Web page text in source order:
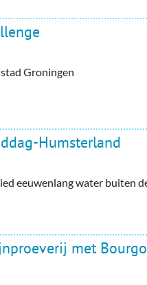
Groningen
Humsterland
eeuwenlang water buiten
met